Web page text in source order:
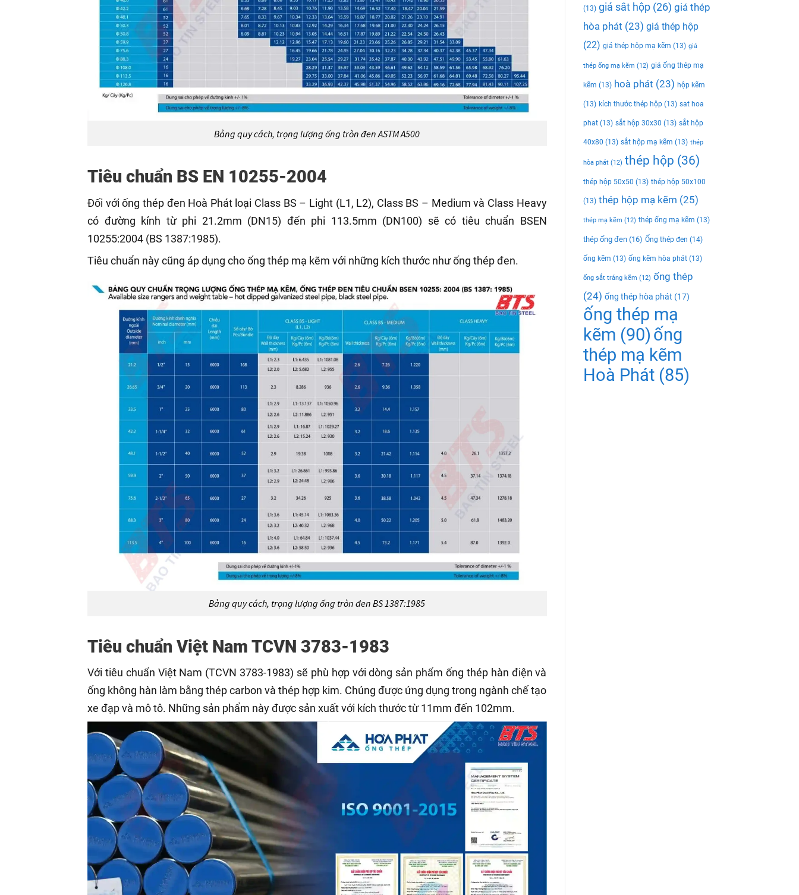
Bảng quy cách, trọng lượng ống tròn đen ASTM A500
Tiêu chuẩn BS EN 10255-2004
Đối với ống thép đen Hoà Phát loại Class BS – Light (L1, L2), Class BS – Medium và Class Heavy
có đường kính từ phi 21.2mm (DN15) đến phi 113.5mm (DN100) sẽ có tiêu chuẩn BSEN
10255:2004 (BS 1387:1985).
Tiêu chuẩn này cũng áp dụng cho ống thép mạ kẽm với những kích thước như ống thép đen.
Bảng quy cách, trọng lượng ống tròn đen BS 1387:1985
Tiêu chuẩn Việt Nam TCVN 3783-1983
Với tiêu chuẩn Việt Nam (TCVN 3783-1983) sẽ phù hợp với dòng sản phẩm ống thép hàn điện và
ống không hàn làm bằng thép carbon và thép hợp kim. Chúng được ứng dụng trong ngành chế tạo
xe đạp và mô tô. Những sản phẩm này được sản xuất với kích thước từ 11mm đến 102mm.
(13) giá sắt hộp(26) giá thép
hòa phát (23) giá thép hộp
(22) giá thép hộp mạ kẽm (13) giá
thép ống mạ kẽm (12) giá ống thép mạ
kẽm (13) hoà phát (23) hộp kẽm
(13) kích thước thép hộp(13) sat hoa
phat(13) sắt hộp 30x30 (13) sắt hộp
40x80 (13) sắt hộp mạ kẽm (13) thép
hòa phát(12) thép hộp (36)
thép hộp 50x50 (13) thép hộp 50x100
(13) thép hộp mạ kẽm (25)
thép mạ kẽm (12) thép ống mạ kẽm (13)
thép ống đen(16) Ống thép đen (14)
ống kẽm (13) ống kẽm hòa phát(13)
ống sắt tráng kẽm (12) ống thép
(24) ống thép hòa phát (17)
ống thép mạ
kẽm (90) ống
thép mạ kẽm
Hoà Phát(85)